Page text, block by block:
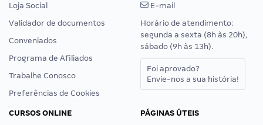
Loja Social
Validador de documentos
Conveniados
Programa de Afiliados
Trabalhe Conosco
Preferências de Cookies
E-mail
Horário de atendimento:
segunda a sexta (8h às 20h),
sábado (9h às 13h).
Foi aprovado?
Envie-nos a sua história!
CURSOS ONLINE
PÁGINAS ÚTEIS